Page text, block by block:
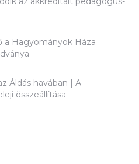
a Hagyományok Háza
Áldás havában | A
összeállítása